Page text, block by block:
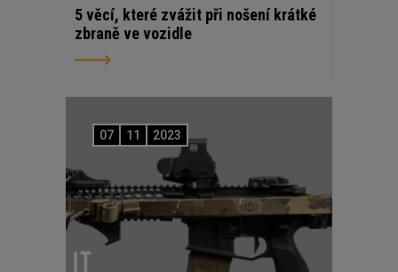
5 věcí, které zvážit při nošení krátké
zbraně ve vozidle
07 11 2023